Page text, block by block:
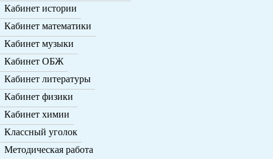
Кабинет истории
Кабинет математики
Кабинет музыки
Кабинет ОБЖ
Кабинет литературы
Кабинет физики
Кабинет химии
Классный уголок
Методическая работа